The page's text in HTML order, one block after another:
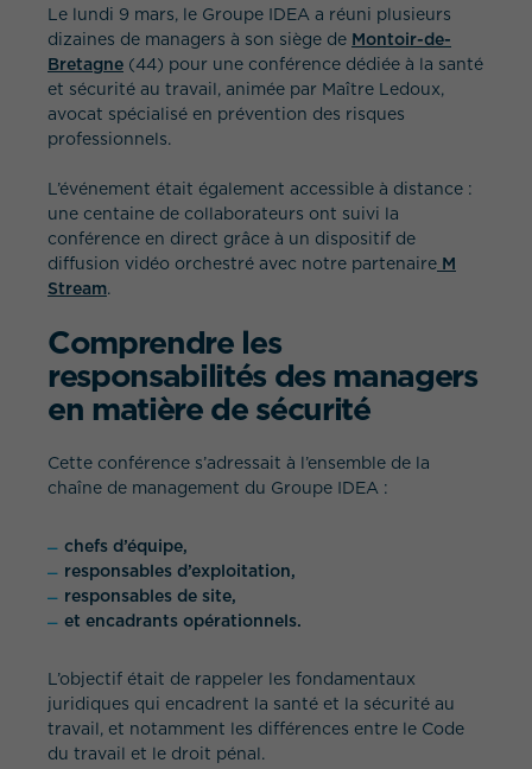
Le lundi 9 mars, le Groupe IDEA a réuni plusieurs
dizaines de managers à son siège de Montoir-de-
Bretagne (44) pour une conférence dédiée à la santé
et sécurité au travail, animée par Maître Ledoux,
avocat spécialisé en prévention des risques
professionnels.
L’événement était également accessible à distance :
une centaine de collaborateurs ont suivi la
conférence en direct grâce à un dispositif de
diffusion vidéo orchestré avec notre partenaire M
Stream.
Comprendre les
responsabilités des managers
en matière de sécurité
Cette conférence s’adressait à l’ensemble de la
chaîne de management du Groupe IDEA :
chefs d’équipe,
responsables d’exploitation,
responsables de site,
et encadrants opérationnels.
L’objectif était de rappeler les fondamentaux
juridiques qui encadrent la santé et la sécurité au
travail, et notamment les différences entre le Code
du travail et le droit pénal.